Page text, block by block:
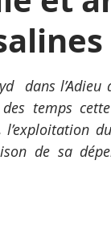
dans
temps
de sa